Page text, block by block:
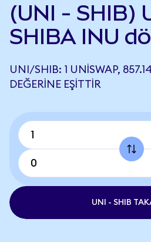
(UNI - SHIB)
SHIBA INU
UNI/SHIB: 1 UNISWAP,
DEĞERINE EŞITTIR
UNI - SHIB